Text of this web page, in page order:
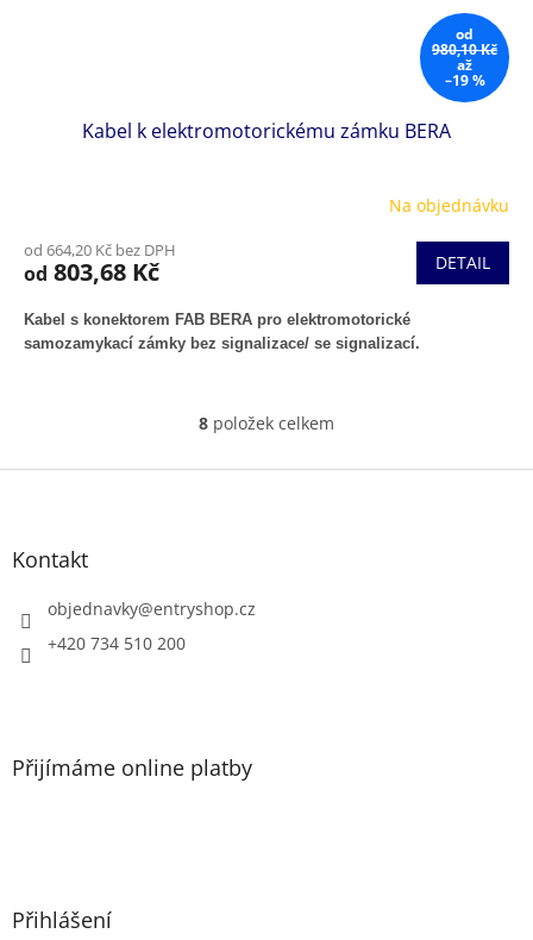
od
980,10 Kč
až
–19 %
Kabel k elektromotorickému zámku BERA
Na objednávku
od 664,20 Kč bez DPH
od 803,68 Kč DETAIL
Kabel s konektorem FAB BERA pro elektromotorické
samozamykací zámky bez signalizace/ se signalizací.
O
l
8 položek celkem
Z
Kontakt
objednavky@entryshop.cz
+420 734 510 200
Přijímáme online platby
Přihlášení